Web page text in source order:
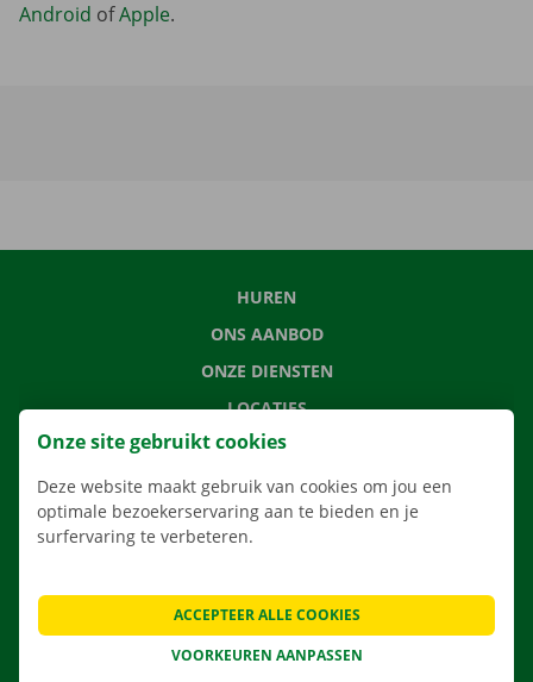
Android ofApple.
HUREN
ONS AANBOD
ONZE DIENSTEN
LOCATIES
APP
VERHUISOPLOSSINGEN
CONTACTEER ONS
VEELGESTELDE VRAGEN
NIEUWS
Onze site gebruikt cookies
Deze website maakt gebruik van cookies om jou een
optimale bezoekerservaring aan te bieden en je
surfervaring te verbeteren.
VOORKEUREN AANPASSEN
ACCEPTEER ALLE COOKIES